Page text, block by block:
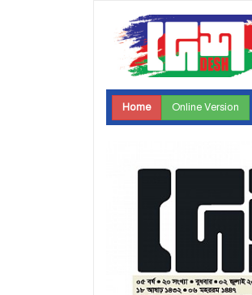
Home Online Version